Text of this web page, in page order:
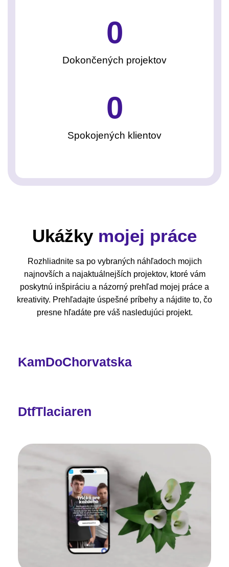
Dokončených projektov
0
Spokojených klientov
0
Ukážkymojej práce
Rozhliadnite sa po vybraných náhľadoch mojich
najnovších a najaktuálnejších projektov, ktoré vám
poskytnú inšpiráciu a názorný prehľad mojej práce a
kreativity. Prehľadajte úspešné príbehy a nájdite to, čo
presne hľadáte pre váš nasledujúci projekt.
KamDoChorvatska
DtfTlaciaren